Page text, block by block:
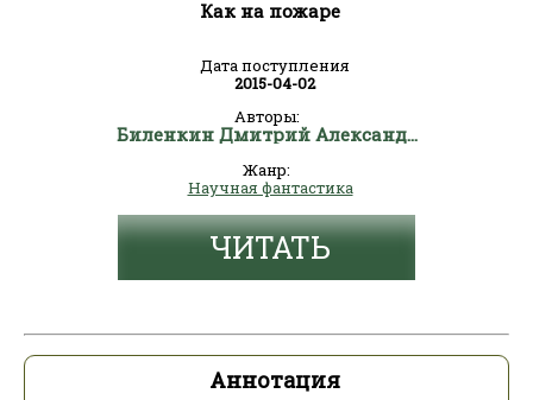
Как на пожаре
Дата поступления
2015-04-02
Авторы:
Биленкин Дмитрий Александрович
Жанр:
Научная фантастика
ЧИТАТЬ
Аннотация